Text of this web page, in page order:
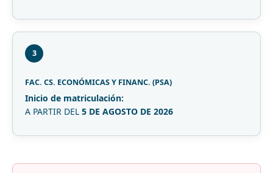
3
FAC. CS. ECONÓMICAS Y FINANC. (PSA)
Inicio de matriculación:
A PARTIR DEL 5 DE AGOSTO DE 2026